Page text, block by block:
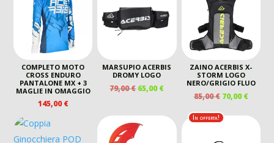
65,00 €.50,00 €.
160,00 €.
COMPLETO MOTO
CROSS ENDURO
PANTALONE MX + 3
MAGLIE IN OMAGGIO
145,00€
MARSUPIO ACERBIS
DROMY LOGO
79,00€ IL
79,00 €.
65,00€IL
PREZZO
È:
ZAINO ACERBIS X-
STORM LOGO
NERO/GRIGIO FLUO
85,00€ IL
ORIGINALE
85,00 €.
70,00€IL
In offerta!